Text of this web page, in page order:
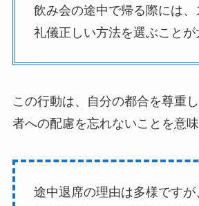
飲み会の途中で帰る際には
礼儀正しい方法を選ぶことが
この行動は、自分の都合を尊重
者への配慮を忘れないことを意味
途中退席の理由は多様です